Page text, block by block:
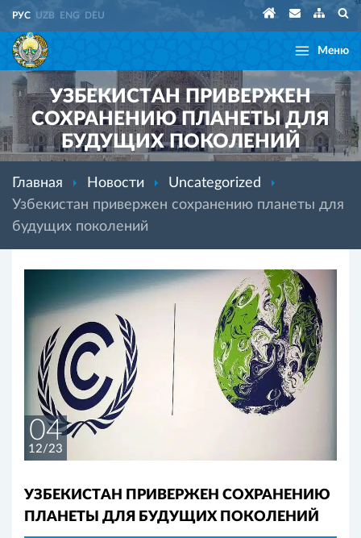
РУС UZB ENG DEU
Меню
УЗБЕКИСТАН ПРИВЕРЖЕН
СОХРАНЕНИЮ ПЛАНЕТЫ ДЛЯ
БУДУЩИХ ПОКОЛЕНИЙ
Главная Новости
Uncategorized
Узбекистан привержен сохранению планеты для
будущих поколений
04
12/23
УЗБЕКИСТАН ПРИВЕРЖЕН СОХРАНЕНИЮ
ПЛАНЕТЫ ДЛЯ БУДУЩИХ ПОКОЛЕНИЙ